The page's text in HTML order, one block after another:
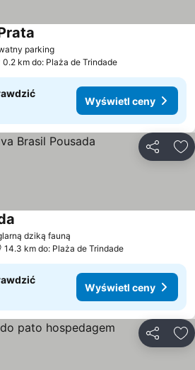
parkingWyświetl ceny
0.2 km do: Plaża de Trindade
Wyświetl ceny
dziką fauną
14.3 km do: Plaża de Trindade
Wyświetl ceny